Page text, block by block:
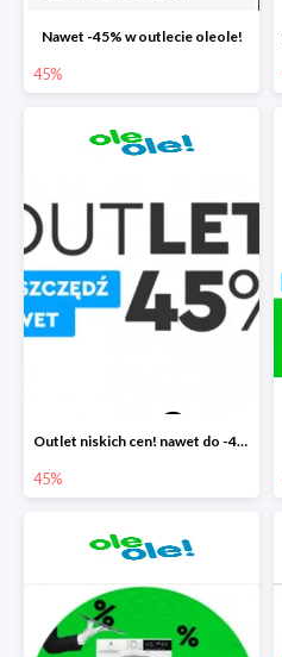
Nawet -45% w outlecie oleole!
45%
Outlet niskich cen! nawet do -45%
45%